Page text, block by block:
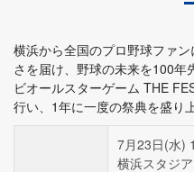
横浜から全国のプロ野球ファ
さを届け、野球の未来を100年
ビオールスターゲーム THE
行い、1年に一度の祭典を盛り
7月23日(水)
横浜スタジ